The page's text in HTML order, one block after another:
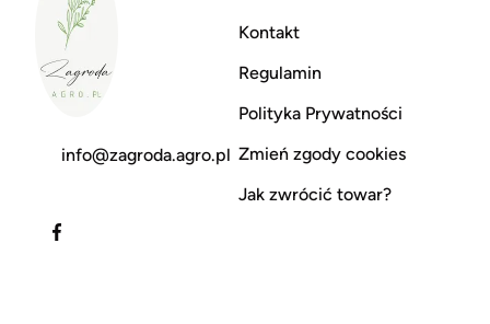
info@zagroda.agro.pl
Kontakt
Regulamin
Polityka Prywatności
Zmień zgody cookies
Jak zwrócić towar?